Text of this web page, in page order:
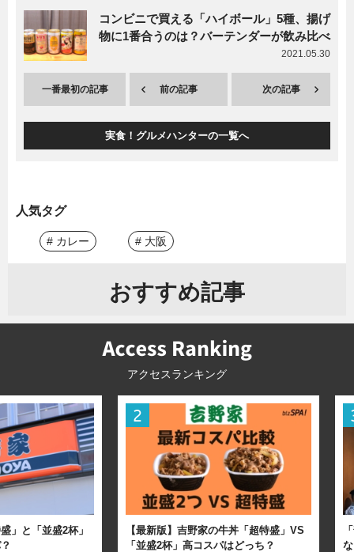
コンビニで買える「ハイボール」5種、揚げ
物に1番合うのは？バーテンダーが飲み比べ
2021.05.30
一番最初の記事 前の記事 次の記事
実食！グルメハンターの一覧へ
人気タグ
# カレー # 大阪
おすすめ記事
アクセスランキング
」と「並盛2杯」
【最新版】吉野家の牛丼「超特盛」VS
「並盛2杯」高コスパはどっち？